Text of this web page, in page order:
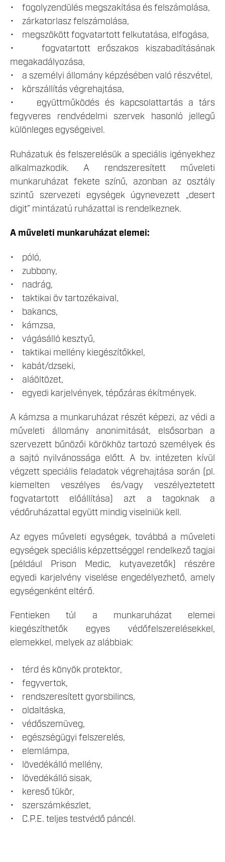
• fogolyzendülés megszakítása és felszámolása,
• zárkatorlasz felszámolása,
• megszökött fogvatartott felkutatása, elfogása,
• fogvatartott erőszakos kiszabadításának
megakadályozása,
• a személyi állomány képzésében való részvétel,
• körszállítás végrehajtása,
• együttműködés és kapcsolattartás a társ
fegyveres rendvédelmi szervek hasonló jellegű
különleges egységeivel.
Ruházatuk és felszerelésük a speciális igényekhez
alkalmazkodik. A rendszeresített műveleti
munkaruházat fekete színű, azonban az osztály
szintű szervezeti egységek úgynevezett „desert
digit” mintázatú ruházattal is rendelkeznek.
A műveleti munkaruházat elemei:
• póló,
• zubbony,
• nadrág,
• taktikai öv tartozékaival,
• bakancs,
• kámzsa,
• vágásálló kesztyű,
• taktikai mellény kiegészítőkkel,
• kabát/dzseki,
• aláöltözet,
• egyedi karjelvények, tépőzáras ékítmények.
A kámzsa a munkaruházat részét képezi, az védi a
műveleti állomány anonimitását, elsősorban a
szervezett bűnözői körökhöz tartozó személyek és
a sajtó nyilvánossága előtt. A bv. intézeten kívül
végzett speciális feladatok végrehajtása során (pl.
kiemelten veszélyes és/vagy veszélyeztetett
fogvatartott előállítása) azt a tagoknak a
védőruházattal együtt mindig viselniük kell.
Az egyes műveleti egységek, továbbá a műveleti
egységek speciális képzettséggel rendelkező tagjai
(például Prison Medic, kutyavezetők) részére
egyedi karjelvény viselése engedélyezhető, amely
egységenként eltérő.
Fentieken túl a munkaruházat elemei
kiegészíthetők egyes védőfelszerelésekkel,
elemekkel, melyek az alábbiak:
• térd és könyök protektor,
• fegyvertok,
• rendszeresített gyorsbilincs,
• oldaltáska,
• védőszemüveg,
• egészségügyi felszerelés,
• elemlámpa,
• lövedékálló mellény,
• lövedékálló sisak,
• kereső tükör,
• szerszámkészlet,
• C.P.E. teljes testvédő páncél.